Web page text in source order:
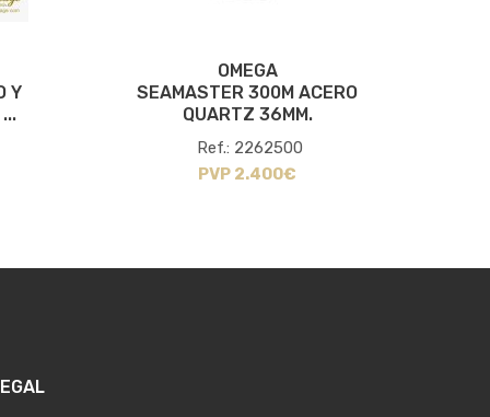
Y
OMEGA
SEAMASTER 300M ACERO
QUARTZ 36MM.
Ref.: 2262500
PVP 2.400€